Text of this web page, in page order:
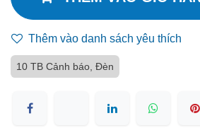
Thêm vào danh sách yêu thích
10 TB Cảnh báo, Đèn